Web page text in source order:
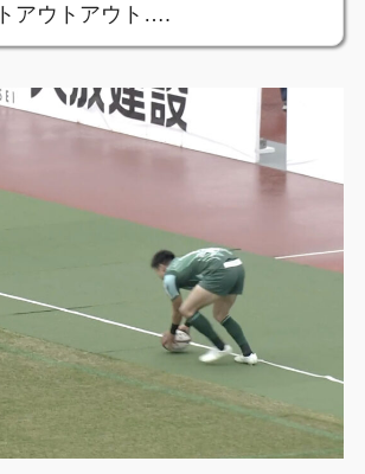
トアウトアウト….